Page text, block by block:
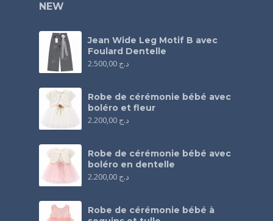
NEW
Jean Wide Leg Motif B avec
Foulard Dentelle
د.ج
Robe de cérémonie bébé avec
boléro et fleur
د.ج
Robe de cérémonie bébé avec
boléro en dentelle
د.ج
Robe de cérémonie bébé à